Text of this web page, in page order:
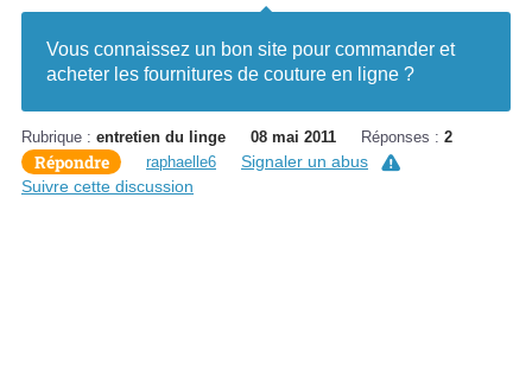
Vous connaissez un bon site pour commander et
acheter les fournitures de couture en ligne ?
Rubrique : entretien du linge 08 mai 2011 Réponses : 2
Répondre raphaelle6
Signaler un abus
Suivre cette discussion